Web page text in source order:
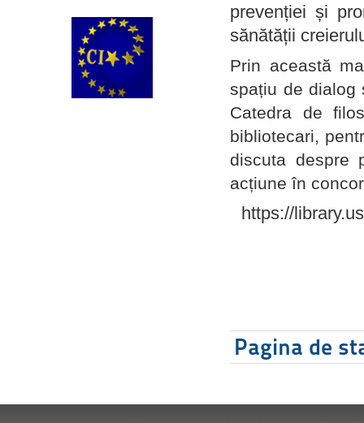
prevenției și
sănătății
Prin această
spațiu de dialog
Catedra de
bibliotecari,
discuta despre
acțiune în
https://
Pagina de